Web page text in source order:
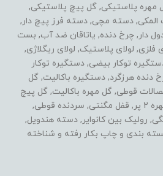
پلاستیکی, گل پیچ پلاستیکی,
المکی, دسته مچی, دسته فرز پیچ دار,
دار, چرخ دنده, یاتاقان ضد آب, بست
فلزی, لولای پلاستیک, لولای ریگلاژی,
توکار بیضی, دستگیره توکار
دنده هرزگرد, دستگیره باکالیت, گل
پر, گل پیچ 3 پر, اتصالات قوطی, گل مهره باکالیت, گل پیچ
باکالیت, گل پیچ دو پر, گل مهره 2 پر, قفل مگنتی, سردنده قوطی,
رولیک بین کانوایر, دسته هندویل,
بندی و چاپ بکار رفته و شناخته